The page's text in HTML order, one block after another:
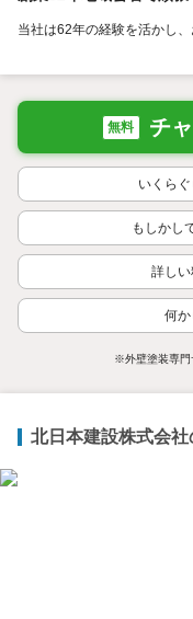
当社は62年の経験を活かし
無料 チ
いくら
もしかし
詳しい
何
※外壁塗装専門
北日本建設株式会社